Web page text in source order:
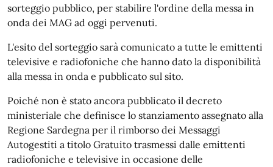
sorteggio pubblico, per stabilire l'ordine della messa in
onda dei MAG ad oggi pervenuti.
L'esito del sorteggio sarà comunicato a tutte le emittenti
televisive e radiofoniche che hanno dato la disponibilità
alla messa in onda e pubblicato sul sito.
Poiché non è stato ancora pubblicato il decreto
ministeriale che definisce lo stanziamento assegnato alla
Regione Sardegna per il rimborso dei Messaggi
Autogestiti a titolo Gratuito trasmessi dalle emittenti
radiofoniche e televisive in occasione delle